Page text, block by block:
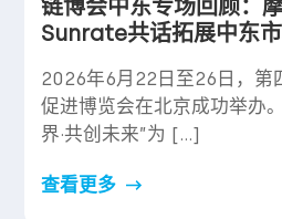
链博会中东专场回顾：
Sunrate共话拓展中东
2026年6月22日至26日，第
促进博览会在北京成功举办
界·共创未来”为 […]
查看更多